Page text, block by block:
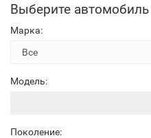
Выберите автомобиль
Марка:
Модель:
Поколение: